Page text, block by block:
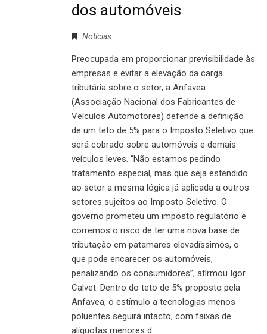
dos automóveis
Notícias
Preocupada em proporcionar previsibilidade às
empresas e evitar a elevação da carga
tributária sobre o setor, a Anfavea
(Associação Nacional dos Fabricantes de
Veículos Automotores) defende a definição
de um teto de 5% para o Imposto Seletivo que
será cobrado sobre automóveis e demais
veículos leves. “Não estamos pedindo
tratamento especial, mas que seja estendido
ao setor a mesma lógica já aplicada a outros
setores sujeitos ao Imposto Seletivo. O
governo prometeu um imposto regulatório e
corremos o risco de ter uma nova base de
tributação em patamares elevadíssimos, o
que pode encarecer os automóveis,
penalizando os consumidores”, afirmou Igor
Calvet. Dentro do teto de 5% proposto pela
Anfavea, o estímulo a tecnologias menos
poluentes seguirá intacto, com faixas de
alíquotas menores d